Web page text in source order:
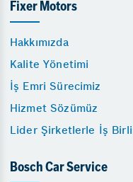
Fixer Motors
Hakkımızda
Kalite Yönetimi
İş Emri Sürecimiz
Hizmet Sözümüz
Lider Şirketlerle İş
Bosch Car Service